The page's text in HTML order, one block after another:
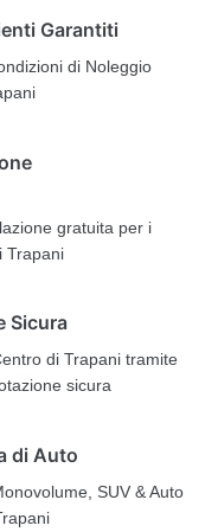
Garantiti
di Noleggio
gratuita per i
Trapani
Sicura
di Trapani tramite
sicura
di Auto
SUV & Auto